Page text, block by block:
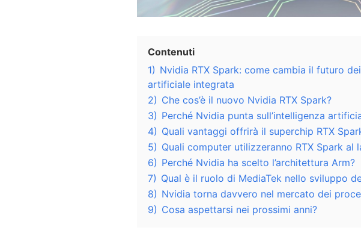
Contenuti
1) Nvidia RTX Spark: come cambia il futuro
artificiale integrata
2) Che cos’è il nuovo Nvidia RTX Spark?
3) Perché Nvidia punta sull’intelligenza
4) Quali vantaggi offrirà il superchip RTX
5) Quali computer utilizzeranno RTX Spark al
6) Perché Nvidia ha scelto l’architettura Arm?
7) Qual è il ruolo di MediaTek nello sviluppo
8) Nvidia torna davvero nel mercato dei
9) Cosa aspettarsi nei prossimi anni?